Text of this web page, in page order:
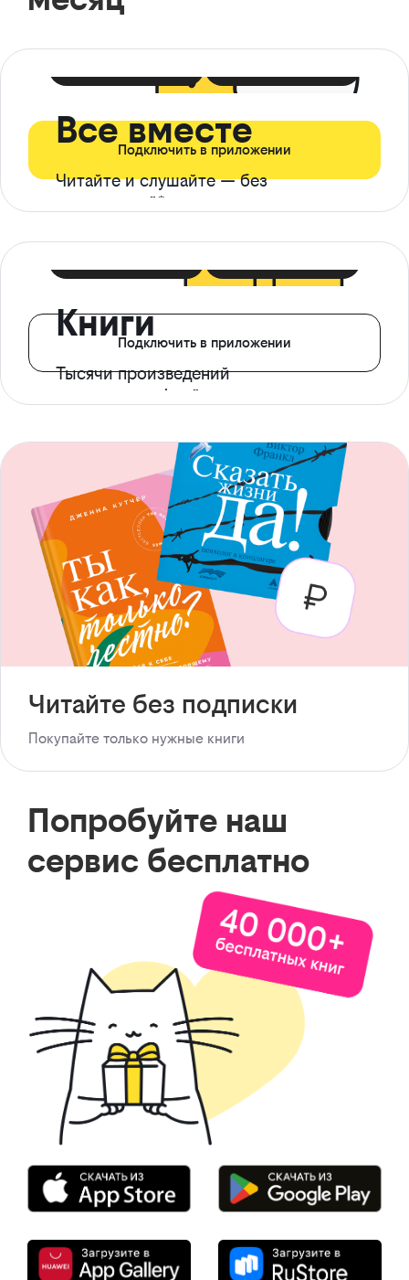
Все вместе
Читайте и слушайте — без
ограничений*
Подключить в приложении
Книги
Тысячи произведений
с доступом офлайн
Подключить в приложении
Читайте без подписки
Покупайте только нужные книги
Попробуйте наш
сервис бесплатно